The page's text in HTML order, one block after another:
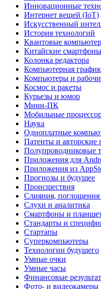
Инновационные
Интернет вещей (IoT)
Искусственный
История технологий
Квантовые
Китайские
Колонка редактора
Компьютерная
Компьютеры и
Космос и ракеты
Курьезы и юмор
Мини-ПК
Мобильные
Наука
Одноплатные
Патенты и авторские
Полупроводниковые
Приложения для
Приложения из
Прогнозы и будущее
Происшествия
Слияния, поглощения
Слухи и аналитика
Смартфоны и
Стандарты и
Стартапы
Суперкомпьютеры
Технологии будущего
Умные очки
Умные часы
Финансовые
Фото- и видеокамеры